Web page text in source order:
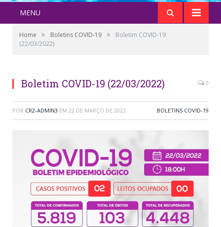
MENU
Home » Boletins COVID-19 »
Boletim COVID-19
(22/03/2022)
Boletim COVID-19 (22/03/2022) 0
POR CR2-ADMIN3 EM 22 DE MARÇO DE 2022 BOLETINS COVID-19